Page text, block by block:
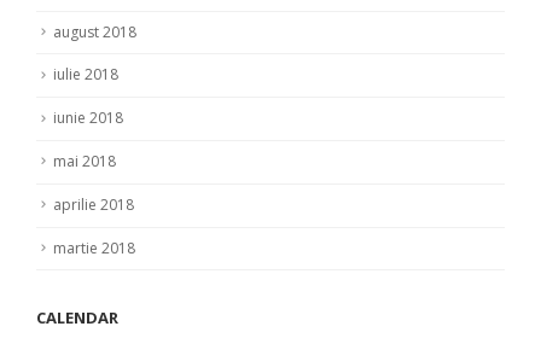
august 2018
iulie 2018
iunie 2018
mai 2018
aprilie 2018
martie 2018
CALENDAR